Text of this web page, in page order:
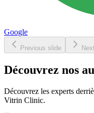
Google
Previous slide
Découvrez nos
Découvrez les experts
Vitrin Clinic.